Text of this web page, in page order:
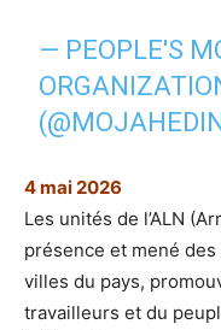
— PEOPLE'S
4 mai 2026
Les unités de l’ALN
présence et mené
villes du pays,
travailleurs et du